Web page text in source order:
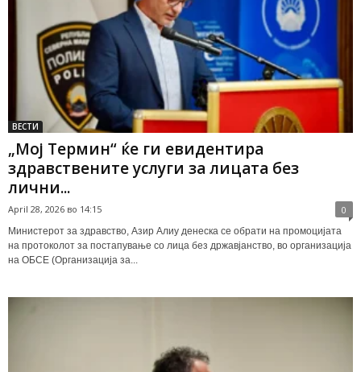
ВЕСТИ
„Мој Термин“ ќе ги евидентира
здравствените услуги за лицата без
лични...
April 28, 2026 во 14:15 0
Министерот за здравство, Азир Алиу денеска се обрати на промоцијата
на протоколот за постапување со лица без државјанство, во организација
на ОБСЕ (Организација за...